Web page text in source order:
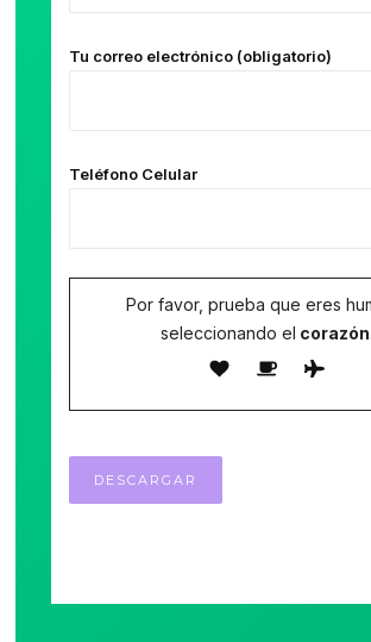
Tu correo electrónico (obligatorio)
Teléfono Celular
Por favor, prueba que eres
seleccionando el corazón